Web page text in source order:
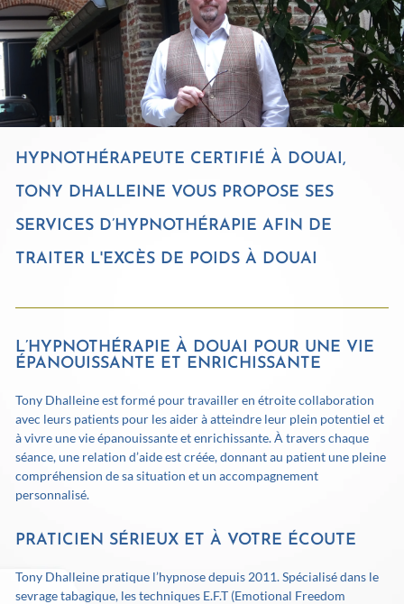
HYPNOTHÉRAPEUTE CERTIFIÉ À DOUAI,
TONY DHALLEINE VOUS PROPOSE SES
SERVICES D’HYPNOTHÉRAPIE AFIN DE
TRAITER L'EXCÈS DE POIDS À DOUAI
L’HYPNOTHÉRAPIE À DOUAI POUR UNE VIE
ÉPANOUISSANTE ET ENRICHISSANTE
Tony Dhalleine est formé pour travailler en étroite collaboration
avec leurs patients pour les aider à atteindre leur plein potentiel et
à vivre une vie épanouissante et enrichissante. À travers chaque
séance, une relation d’aide est créée, donnant au patient une pleine
compréhension de sa situation et un accompagnement
personnalisé.
PRATICIEN SÉRIEUX ET À VOTRE ÉCOUTE
Tony Dhalleine pratique l’hypnose depuis 2011. Spécialisé dans le
sevrage tabagique, les techniques E.F.T (Emotional Freedom